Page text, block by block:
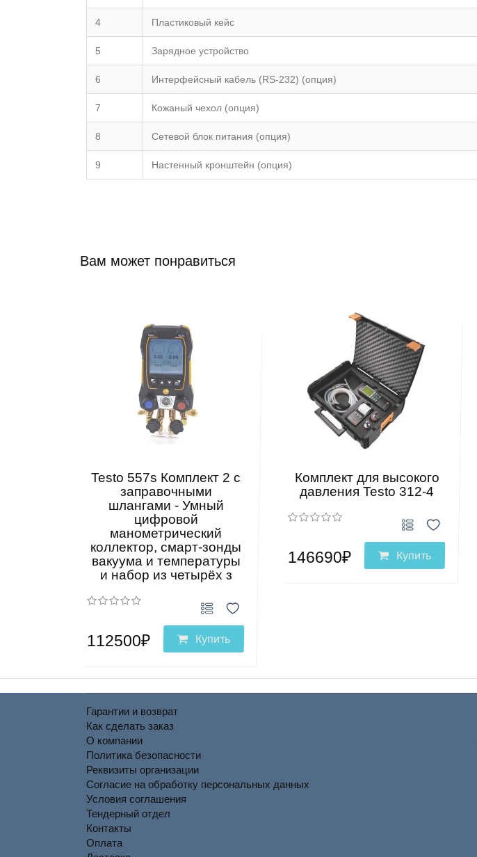
4 Пластиковый кейс
5 Зарядное устройство
6 Интерфейсный кабель (RS-232) (опция)
7 Кожаный чехол (опция)
8 Сетевой блок питания (опция)
9 Настенный кронштейн (опция)
Вам может понравиться
Testo 557s Комплект 2 с
заправочными
шлангами - Умный
цифровой
манометрический
коллектор, смарт-зонды
вакуума и температуры
и набор из четырёх з
112500₽ Купить
Комплект для высокого
давления Testo 312-4
146690₽ Купить
Гарантии и возврат
Как сделать заказ
О компании
Политика безопасности
Реквизиты организации
Согласие на обработку персональных данных
Условия соглашения
Тендерный отдел
Контакты
Оплата